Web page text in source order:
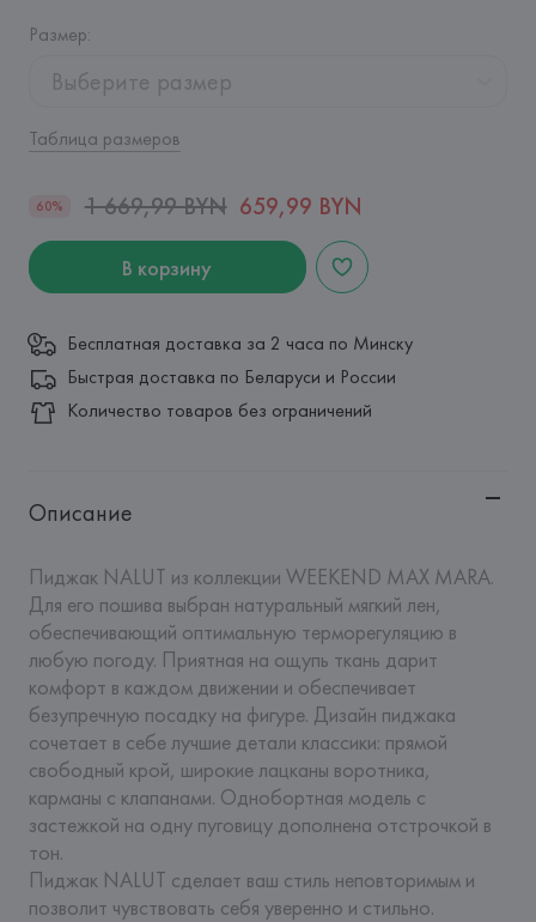
Размер:
Выберите размер
Таблица размеров
60% 1 669,99 BYN 659,99 BYN
В корзину
Бесплатная доставка за 2 часа по Минску
Быстрая доставка по Беларуси и России
Количество товаров без ограничений
Описание
Пиджак NALUT из коллекции WEEKEND MAX MARA.
Для его пошива выбран натуральный мягкий лен,
обеспечивающий оптимальную терморегуляцию в
любую погоду. Приятная на ощупь ткань дарит
комфорт в каждом движении и обеспечивает
безупречную посадку на фигуре. Дизайн пиджака
сочетает в себе лучшие детали классики: прямой
свободный крой, широкие лацканы воротника,
карманы с клапанами. Однобортная модель с
застежкой на одну пуговицу дополнена отстрочкой в
тон.
Пиджак NALUT сделает ваш стиль неповторимым и
позволит чувствовать себя уверенно и стильно.